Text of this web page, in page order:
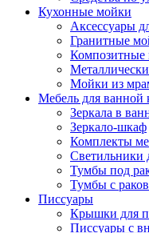
Кухонные мойки
Аксессуары
Гранитные
Композитные
Мойки из
Мебель для ванной
Зеркала в
Зеркало-шкаф
Комплекты
Светильники
Тумбы под
Тумбы с
Писсуары
Крышки для
Писсуары с